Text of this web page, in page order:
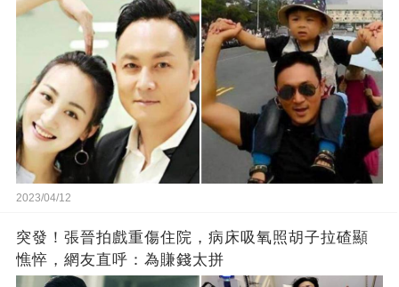
2023/04/12
突發！張晉拍戲重傷住院，病床吸氧照胡子拉碴顯
憔悴，網友直呼：為賺錢太拼